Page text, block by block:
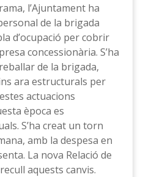
l’Ajuntament ha
de la brigada
d’ocupació per cobrir
concessionària. S’ha
de la brigada,
ara estructurals per
actuacions
època es
S’ha creat un torn
amb la despesa en
La nova Relació de
aquests canvis.